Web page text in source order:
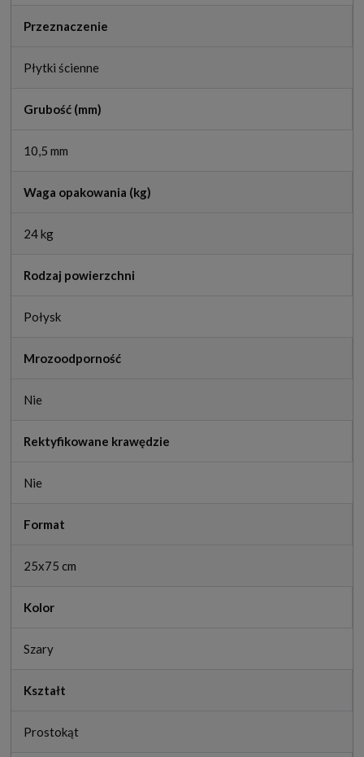
Przeznaczenie
Płytki ścienne
Grubość (mm)
10,5 mm
Waga opakowania (kg)
24 kg
Rodzaj powierzchni
Połysk
Mrozoodporność
Nie
Rektyfikowane krawędzie
Nie
Format
25x75 cm
Kolor
Szary
Kształt
Prostokąt